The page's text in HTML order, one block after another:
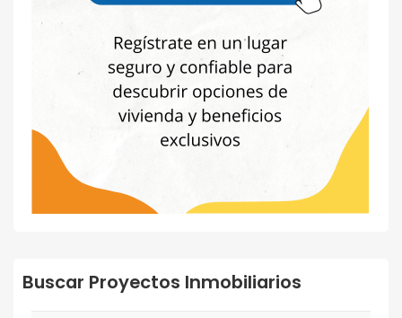
Buscar Proyectos Inmobiliarios